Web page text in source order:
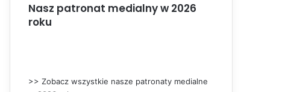
Nasz patronat medialny w 2026
roku
>> Zobacz wszystkie nasze patronaty medialne